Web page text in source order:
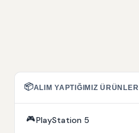
📦ALIM YAPTIĞIMIZ ÜRÜNLER
🎮PlayStation 5